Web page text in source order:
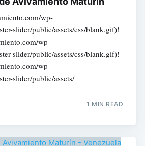
wp-
slider/public/assets/css/blank.gif)!
wp-
slider/public/assets/css/blank.gif)!
wp-
slider/public/assets/
1 MIN READ